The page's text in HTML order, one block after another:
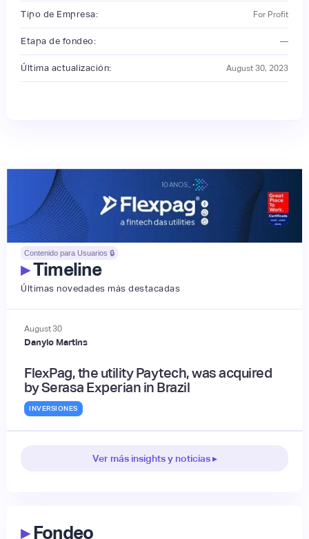
Tipo de Empresa: For Profit
Etapa de fondeo: —
Última actualización: August 30, 2023
Contenido para Usuarios 🔒
▸Timeline
Últimas novedades más destacadas
August30
Danylo Martins
FlexPag, the utility Paytech, was acquired
by Serasa Experian in Brazil
INVERSIONES
Ver más insights y noticias ▸
▸Fondeo